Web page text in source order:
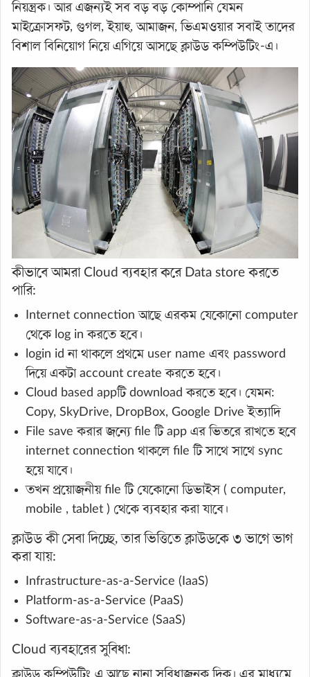
নিয়ন্ত্রক। আর এজন্যই সব বড় বড় কোম্পানি যেমন
মাইক্রোসফট, গুগল, ইয়াহু, আমাজন, ভিএমওয়ার সবাই তাদের
বিশাল বিনিয়োগ নিয়ে এগিয়ে আসছে ক্লাউড কম্পিউটিং-এ।
কীভাবে আমরা Cloud ব্যবহার করে Data store করতে
পারি:
Internet connection আছে এরকম যেকোনো computer
থেকে log in করতে হবে।
login id না থাকলে প্রথমে user name এবং password
দিয়ে একটা account create করতে হবে।
Cloud based appটি download করতে হবে। যেমন:
Copy, SkyDrive, DropBox, Google Drive ইত্যাদি
File save করার জন্যে file টি app এর ভিতরে রাখতে হবে
internet connection থাকলে file টি সাথে সাথে sync
হয়ে যাবে।
তখন প্রয়োজনীয় file টি যেকোনো ডিভাইস ( computer,
mobile , tablet ) থেকে ব্যবহার করা যাবে।
ক্লাউড কী সেবা দিচ্ছে, তার ভিত্তিতে ক্লাউডকে ৩ ভাগে ভাগ
করা যায়:
Infrastructure-as-a-Service (IaaS)
Platform-as-a-Service (PaaS)
Software-as-a-Service (SaaS)
Cloud ব্যবহারের সুবিধা:
ক্লাউড কম্পিউটিং এ আছে নানা সুবিধাজনক দিক। এর মাধ্যমে